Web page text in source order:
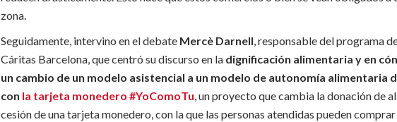
zona.
Seguidamente, intervino en el debate Mercè Darnell, responsable del programa
Cáritas Barcelona, que centró su discurso en la dignificación alimentaria y en
un cambio de un modelo asistencial a un modelo de autonomía alimentaria
con la tarjeta monedero #YoComoTu, un proyecto que cambia la donación de
cesión de una tarjeta monedero, con la que las personas atendidas pueden